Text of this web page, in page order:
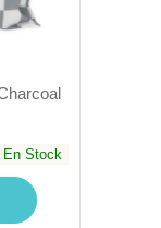
En Stock